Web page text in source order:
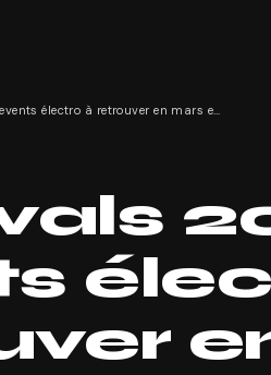
Festivals 2026 : les events électro à retrouver en mars et avril !